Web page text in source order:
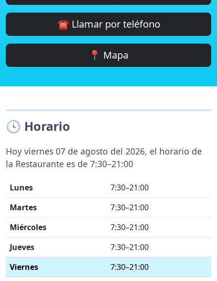
☎️ Llamar por teléfono
📍 Mapa
🕓 Horario
Hoy viernes 07 de agosto del 2026, el horario de
la Restaurante es de 7:30–21:00
Lunes
7:30–21:00
Martes
7:30–21:00
Miércoles
7:30–21:00
Jueves
7:30–21:00
Viernes
7:30–21:00